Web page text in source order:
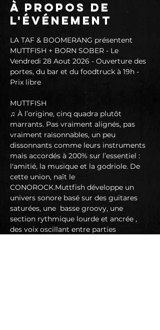
À propos de
l'événement
LA TAF & BOOMERANG présentent
MUTTFISH + BORN SOBER - Le
Vendredi 28 Aout 2026 - Ouverture des
portes, du bar et du foodtruck à 19h -
Prix libre
MUTTFISH
♫ À l’origine, cinq quadra plutôt
marrants. Pas vraiment alignés, pas
vraiment raisonnables, un peu
dissonnants comme leurs instruments
mais accordés à 200% sur l’essentiel :
l'amitié, la musique et la godriole. De
cette union, naît le
CONOROCK.Muttfish développe un
univers sonore basé sur des guitares
saturées, une  basse groovy, une
section rythmique lourde et ancrée ,
des voix oscillant entre parties